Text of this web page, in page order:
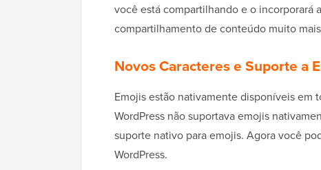
você está compartilhando e o incorporará
compartilhamento de conteúdo muito
Novos Caracteres e Suporte a
Emojis estão nativamente disponíveis em
WordPress não suportava emojis
suporte nativo para emojis. Agora você
WordPress.